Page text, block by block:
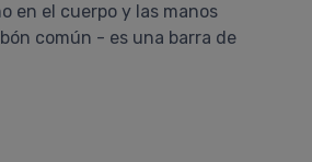
en el cuerpo y las manos
común - es una barra de